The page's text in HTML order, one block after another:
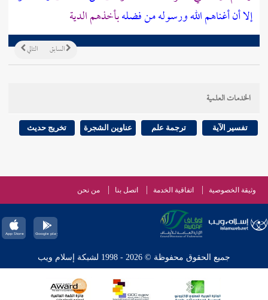
إلا أن أغناهم الله ورسوله من فضلهبأخذهم الدية
التالي السابق
الخدمات العلمية
تفسير الآية ترجمة علم عناوين الشجرة تخريج حديث
وثيقة الخصوصية اتفاقية الخدمة اتصل بنا من نحن
جميع الحقوق محفوظة © 2026 - 1998 لشبكة إسلام ويب